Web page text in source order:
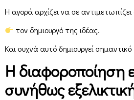
Η αγορά αρχίζει να σε
τον δημιουργό της ιδέας.
Και συχνά αυτό δημιουργεί
Η διαφοροποίηση
συνήθως